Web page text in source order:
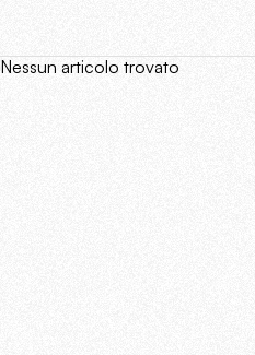
Nessun articolo trovato